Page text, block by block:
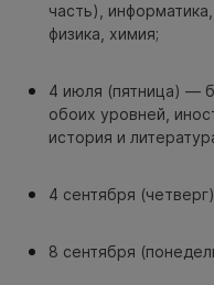
часть),
физика, химия;
4 июля (пятница) —
обоих уровней,
история и
4 сентября
8 сентября